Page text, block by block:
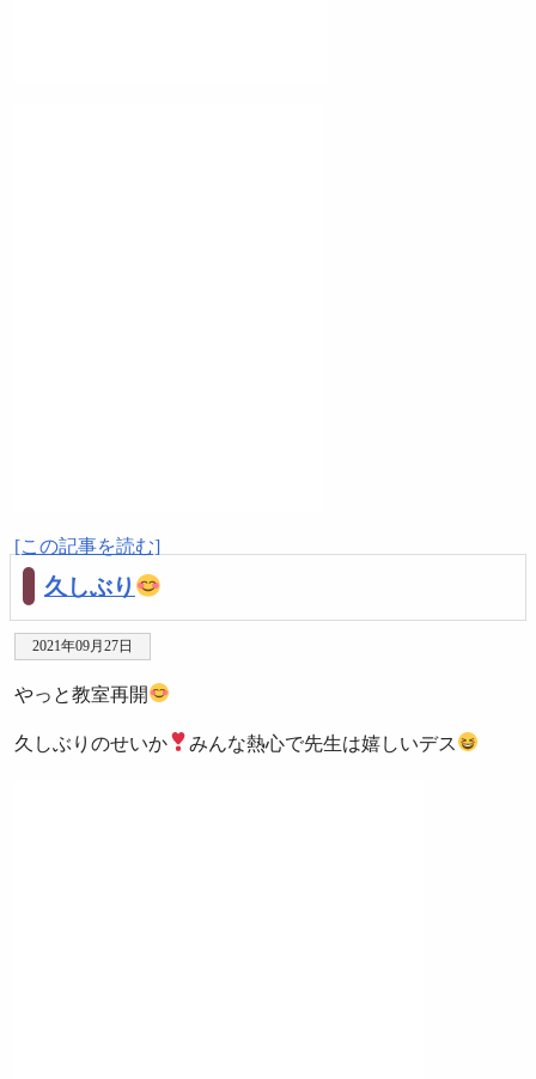
[この記事を読む]
久しぶり
2021年09月27日
やっと教室再開
久しぶりのせいか みんな熱心で先生は嬉しいデス